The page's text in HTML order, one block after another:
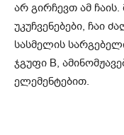
არ გირჩევთ ამ
უკუჩვენებები, ჩაი
სასმელის
ჯგუფი B,
ელემენტებით.